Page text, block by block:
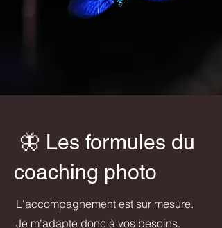
🦋 Les formules du
coaching photo
L'accompagnement est sur mesure.
Je m'adapte donc à vos besoins.